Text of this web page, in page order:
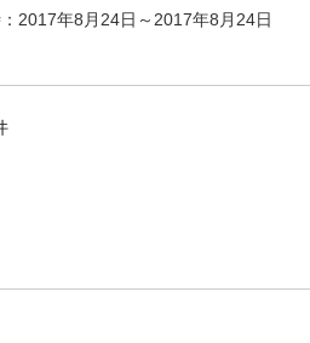
2017年8月24日～2017年8月24日